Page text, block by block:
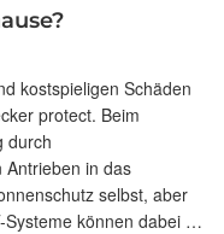
kostspieligen Schäden
protect. Beim
durch
Antrieben in das
selbst, aber
Systeme können dabei …